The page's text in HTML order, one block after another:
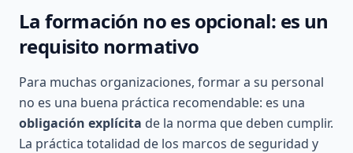
La formación no es opcional: es un
requisito normativo
Para muchas organizaciones, formar a su personal
no es una buena práctica recomendable: es una
obligación explícita de la norma que deben cumplir.
La práctica totalidad de los marcos de seguridad y